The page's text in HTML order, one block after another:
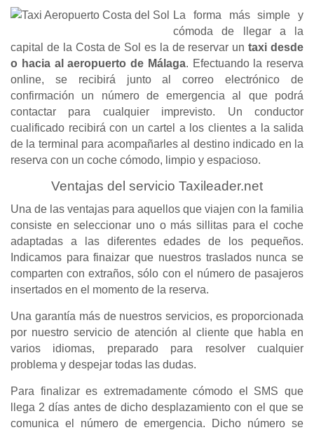
La forma más simple y
cómoda de llegar a la
capital de la Costa de Sol es la de reservar untaxi desde
o hacia al aeropuerto de Málaga. Efectuando la reserva
online, se recibirá junto al correo electrónico de
confirmación un número de emergencia al que podrá
contactar para cualquier imprevisto. Un conductor
cualificado recibirá con un cartel a los clientes a la salida
de la terminal para acompañarles al destino indicado en la
reserva con un coche cómodo, limpio y espacioso.
Ventajas del servicio Taxileader.net
Una de las ventajas para aquellos que viajen con la familia
consiste en seleccionar uno o más sillitas para el coche
adaptadas a las diferentes edades de los pequeños.
Indicamos para finaizar que nuestros traslados nunca se
comparten con extraños, sólo con el número de pasajeros
insertados en el momento de la reserva.
Una garantía más de nuestros servicios, es proporcionada
por nuestro servicio de atención al cliente que habla en
varios idiomas, preparado para resolver cualquier
problema y despejar todas las dudas.
Para finalizar es extremadamente cómodo el SMS que
llega 2 días antes de dicho desplazamiento con el que se
comunica el número de emergencia. Dicho número se